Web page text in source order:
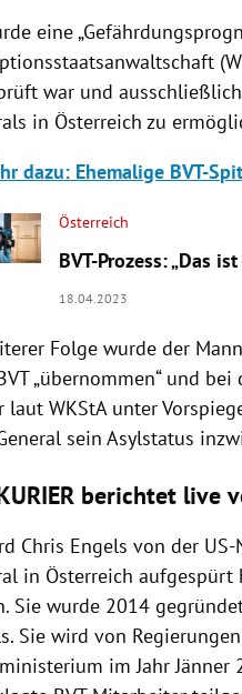
eine
war und
in Österreich zu
dazu: Ehemalige BVT-
Österreich
BVT-Prozess: „Das
18.04.2023
Folge wurde der
„übernommen“ und
laut WKStA unter
sein Asylstatus
berichtet live
Chris Engels von der
in Österreich aufgespürt
Sie wurde 2014
Sie wird von
im Jahr Jänner